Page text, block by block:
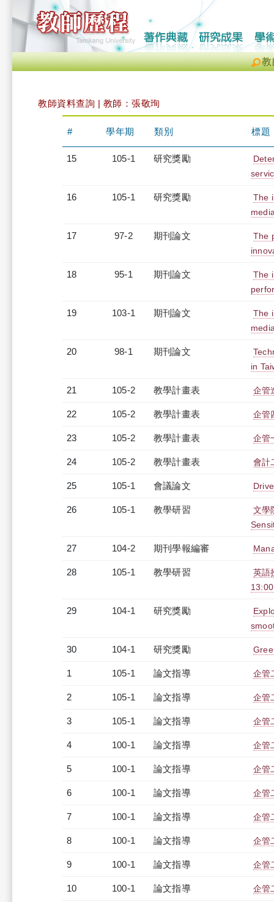
教
教師資料查詢 | 教師：張敬珣
# 學年期 類別 標題
15 105-1 研究獎勵
16 105-1 研究獎勵
The
17 97-2 期刊論文
The
18 95-1 期刊論文
The
19 103-1 期刊論文
The
20 98-1 期刊論文
in
21 105-2 教學計畫表 企管
22 105-2 教學計畫表 企管
23 105-2 教學計畫表 企管
24 105-2 教學計畫表 會計
25 105-1 會議論文
26 105-1 教學研習
文學
27 104-2 期刊學報編審
28 105-1 教學研習
英語
29 104-1 研究獎勵
30 104-1 研究獎勵
1 105-1 論文指導 企管
2 105-1 論文指導 企管
3 105-1 論文指導 企管
4 100-1 論文指導 企管
5 100-1 論文指導 企管
6 100-1 論文指導 企管
7 100-1 論文指導 企管
8 100-1 論文指導 企管
9 100-1 論文指導 企管
10 100-1 論文指導 企管